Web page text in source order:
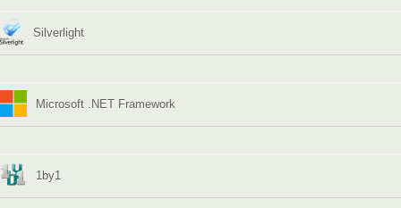
Silverlight
Microsoft .NET Framework
1by1